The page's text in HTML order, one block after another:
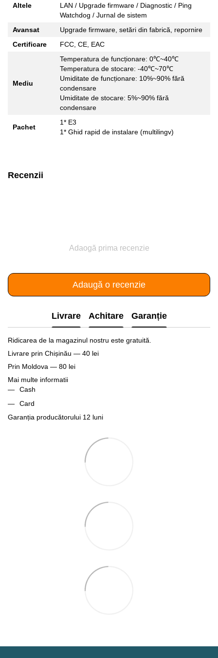
Altele
LAN / Upgrade firmware / Diagnostic / Ping
Watchdog / Jurnal de sistem
Avansat
Upgrade firmware, setări din fabrică, repornire
Certificare
FCC, CE, EAC
Mediu
Temperatura de funcționare: 0℃~40℃
Temperatura de stocare: -40℃~70℃
Umiditate de funcționare: 10%~90% fără
condensare
Umiditate de stocare: 5%~90% fără
condensare
Pachet
1* E3
1* Ghid rapid de instalare (multilingv)
Recenzii
Adaogă prima recenzie
Adaugă o recenzie
Livrare Achitare Garanție
Ridicarea de la magazinul nostru este gratuită.
Livrare prin Chișinău — 40 lei
Prin Moldova — 80 lei
Mai multe informatii
Cash
Card
Garanția producătorului 12 luni